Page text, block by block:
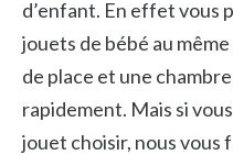
d’enfant. En effet vous
jouets de bébé au
de place et une
rapidement. Mais si
jouet choisir, nous vous